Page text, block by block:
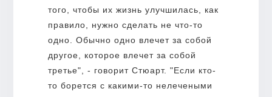
того, чтобы их жизнь улучшилась, как
правило, нужно сделать не что-то
одно. Обычно одно влечет за собой
другое, которое влечет за собой
третье", - говорит Стюарт. "Если кто-
то борется с какими-то нелечеными